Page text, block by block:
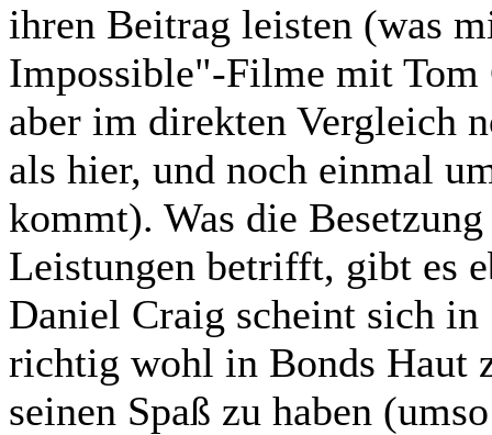
ihren Beitrag leisten (was
Impossible"-Filme mit Tom
aber im direkten Vergleich
als hier, und noch einmal
kommt). Was die
Leistungen betrifft, gibt es
Daniel Craig scheint sich
richtig wohl in Bonds Haut
seinen Spaß zu haben